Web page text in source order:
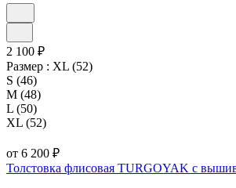
2 100 ₽
Размер : XL (52)
S (46)
M (48)
L (50)
XL (52)
от 6 200 ₽
Толстовка флисовая TURGOYAK с